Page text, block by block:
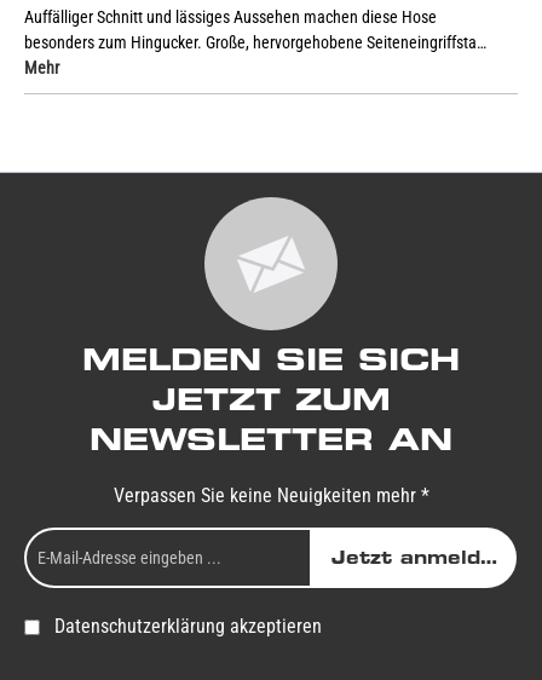
Auffälliger Schnitt und lässiges Aussehen machen diese Hose
besonders zum Hingucker. Große, hervorgehobene Seiteneingriffsta…
Mehr
MELDEN SIE SICH
JETZT ZUM
NEWSLETTER AN
Verpassen Sie keine Neuigkeiten mehr *
Jetzt anmelden
Datenschutzerklärung akzeptieren